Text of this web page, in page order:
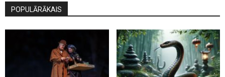
POPULĀRĀKAIS